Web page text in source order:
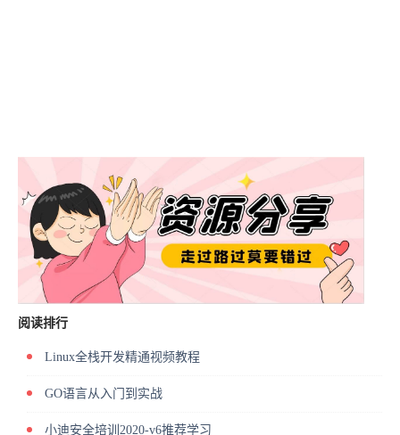
阅读排行
Linux全栈开发精通视频教程
GO语言从入门到实战
小迪安全培训2020-v6推荐学习